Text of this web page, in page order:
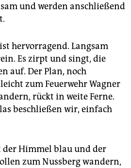
und werden anschließend
hervorragend. Langsam
Es zirpt und singt, die
auf. Der Plan, noch
zum Feuerwehr Wagner
rückt in weite Ferne.
beschließen wir, einfach
der Himmel blau und der
zum Nussberg wandern,